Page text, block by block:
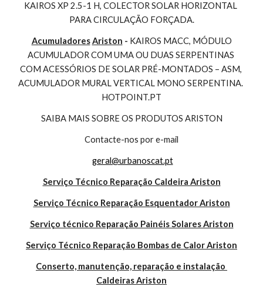
KAIROS XP 2.5-1 H, COLECTOR SOLAR HORIZONTAL
PARA CIRCULAÇÃO FORÇADA.
Acumuladores Ariston - KAIROS MACC, MÓDULO
ACUMULADOR COM UMA OU DUAS SERPENTINAS
COM ACESSÓRIOS DE SOLAR PRÉ-MONTADOS – ASM,
ACUMULADOR MURAL VERTICAL MONO SERPENTINA.
HOTPOINT.PT
SAIBA MAIS SOBRE OS PRODUTOS ARISTON
Contacte-nos por e-mail
geral@urbanoscat.pt
Serviço Técnico Reparação Caldeira Ariston
Serviço Técnico Reparação Esquentador Ariston
Serviço técnico Reparação Painéis Solares Ariston
Serviço Técnico Reparação Bombas de Calor Ariston
Conserto, manutenção, reparação e instalação
Caldeiras Ariston